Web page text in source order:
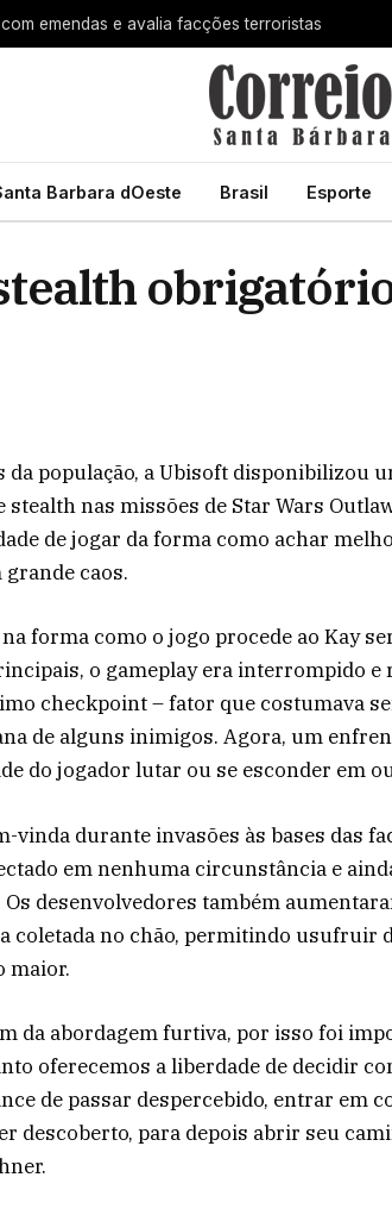
emendas e avalia facções terroristas
Barbara dOeste Brasil Esporte
população, a Ubisoft disponibilizou
nas missões de Star Wars
de jogar da forma como achar
caos.
forma como o jogo procede ao Kay
o gameplay era interrompido e
checkpoint – fator que costumava
de alguns inimigos. Agora, um
do jogador lutar ou se esconder em
vinda durante invasões às bases das
em nenhuma circunstância e
desenvolvedores também
coletada no chão, permitindo usufruir
maior.
da abordagem furtiva, por isso foi
oferecemos a liberdade de decidir
de passar despercebido, entrar em
descoberto, para depois abrir seu